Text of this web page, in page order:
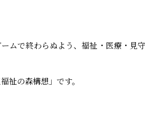
ムで終わらぬよう、福祉・医療・見
祉の森構想」です。